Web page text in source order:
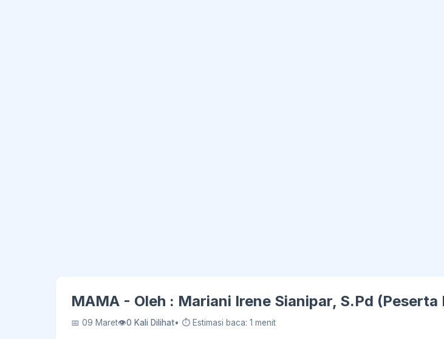
MAMA - Oleh : Mariani Irene Sianipar, S.Pd (Peserta
📅 09 Maret👁0 Kali Dilihat• ⏱ Estimasi baca: 1 menit